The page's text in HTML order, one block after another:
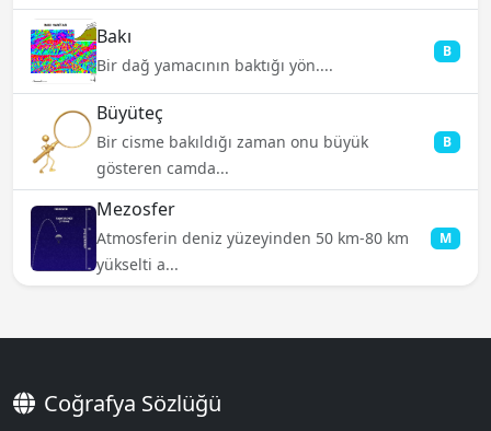
Bakı
Bir dağ yamacının baktığı yön....
B
Büyüteç
Bir cisme bakıldığı zaman onu büyük
gösteren camda...
B
Mezosfer
Atmosferin deniz yüzeyinden 50 km-80 km
yükselti a...
M
Coğrafya Sözlüğü